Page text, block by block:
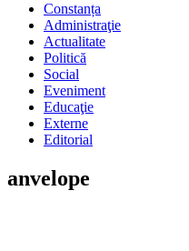
Constanța
Administraţie
Actualitate
Politică
Social
Eveniment
Educaţie
Externe
Editorial
anvelope